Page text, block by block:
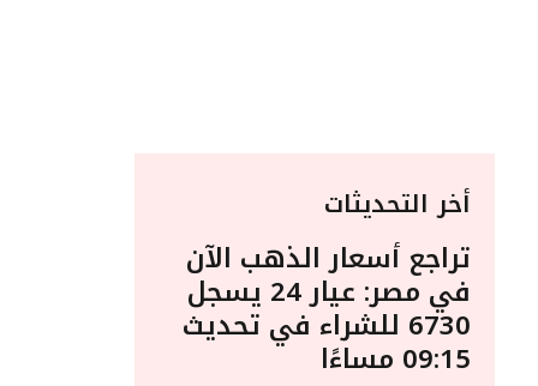
أخر التحديثات
تراجع أسعار الذهب الآن
في مصر: عيار 24 يسجل
6730 للشراء في تحديث
09:15 مساءًا